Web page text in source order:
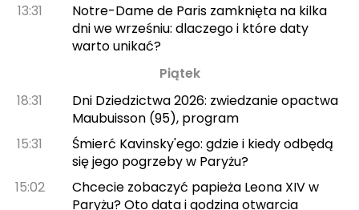
13:31
Notre-Dame de Paris zamknięta na kilka
dni we wrześniu: dlaczego i które daty
warto unikać?
Piątek
18:31
Dni Dziedzictwa 2026: zwiedzanie opactwa
Maubuisson (95), program
15:31
Śmierć Kavinsky'ego: gdzie i kiedy odbędą
się jego pogrzeby w Paryżu?
15:02
Chcecie zobaczyć papieża Leona XIV w
Paryżu? Oto data i godzina otwarcia